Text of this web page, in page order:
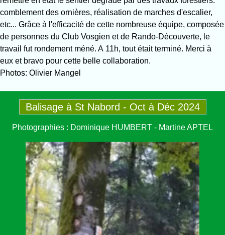
comblement des ornières, réalisation de marches d'escalier,
etc... Grâce à l'efficacité de cette nombreuse équipe, composée
de personnes du Club Vosgien et de Rando-Découverte, le
travail fut rondement méné. A 11h, tout était terminé. Merci à
eux et bravo pour cette belle collaboration.
Photos: Olivier Mangel
Balisage à St Nabord - Oct à Déc 2024
Photographies : Dominique HUMBERT - Martine APTEL